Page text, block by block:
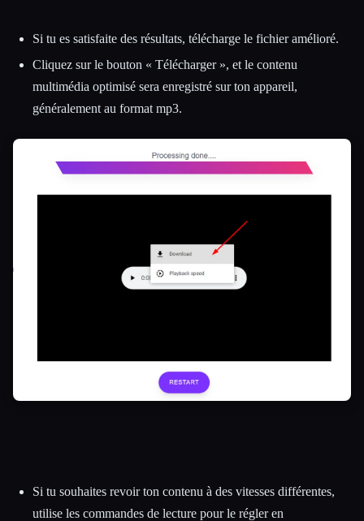
Si tu es satisfaite des résultats, télécharge le fichier amélioré.
Cliquez sur le bouton « Télécharger », et le contenu
multimédia optimisé sera enregistré sur ton appareil,
généralement au format mp3.
Si tu souhaites revoir ton contenu à des vitesses différentes,
utilise les commandes de lecture pour le régler en